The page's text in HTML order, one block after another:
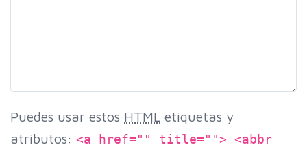
Puedes usar estos HTML etiquetas y
atributos: <a href="" title=""> <abbr